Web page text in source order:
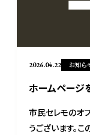
2026.04.22 お知ら
ホームページ
市民セレモのオ
うございます。